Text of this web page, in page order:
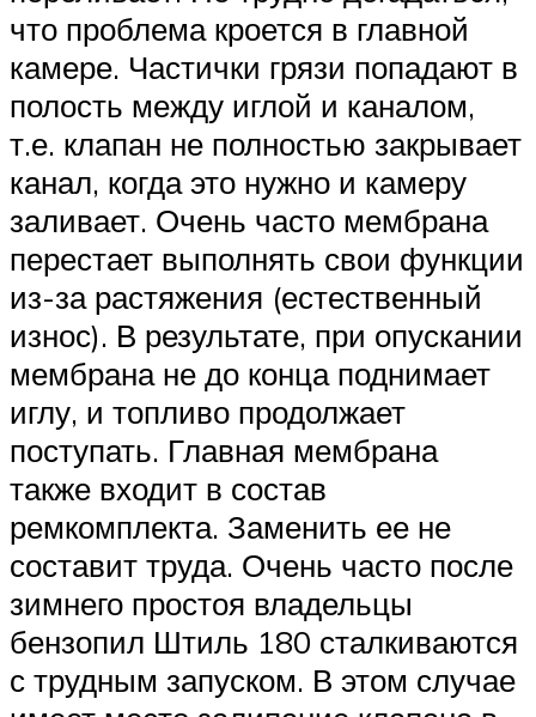
что проблема кроется в главной
камере. Частички грязи попадают в
полость между иглой и каналом,
т.е. клапан не полностью закрывает
канал, когда это нужно и камеру
заливает. Очень часто мембрана
перестает выполнять свои функции
из-за растяжения (естественный
износ). В результате, при опускании
мембрана не до конца поднимает
иглу, и топливо продолжает
поступать. Главная мембрана
также входит в состав
ремкомплекта. Заменить ее не
составит труда. Очень часто после
зимнего простоя владельцы
бензопил Штиль 180 сталкиваются
с трудным запуском. В этом случае